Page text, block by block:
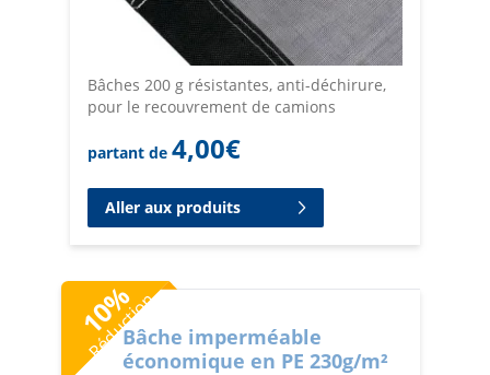
Bâches 200 g résistantes, anti-déchirure,
pour le recouvrement de camions
partant de 4,00€
Aller aux produits
10
%
RéductionBâche imperméable
économique en PE 230g/m²